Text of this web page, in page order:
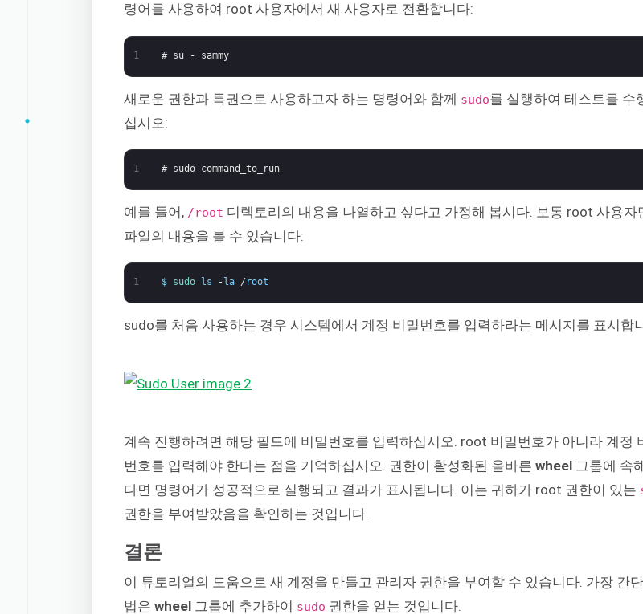
령어를 사용하여 root 사용자에서 새 사용자로 전환합니다:
1 # su - sammy
새로운 권한과 특권으로 사용하고자 하는 명령어와 함께 sudo를 실행하여 테스트를 수
십시오:
1 # sudo command_to_run
예를 들어, /root 디렉토리의 내용을 나열하고 싶다고 가정해 봅시다. 보통 root 사용자
파일의 내용을 볼 수 있습니다:
1 $ sudo ls - la / root
sudo를 처음 사용하는 경우 시스템에서 계정 비밀번호를 입력하라는 메시지를 표시합
계속 진행하려면 해당 필드에 비밀번호를 입력하십시오. root 비밀번호가 아니라 계정
번호를 입력해야 한다는 점을 기억하십시오. 권한이 활성화된 올바른wheel 그룹에 속
다면 명령어가 성공적으로 실행되고 결과가 표시됩니다. 이는 귀하가 root 권한이 있는
권한을 부여받았음을 확인하는 것입니다.
결론
이 튜토리얼의 도움으로 새 계정을 만들고 관리자 권한을 부여할 수 있습니다. 가장 간
법은wheel 그룹에 추가하여 sudo 권한을 얻는 것입니다.